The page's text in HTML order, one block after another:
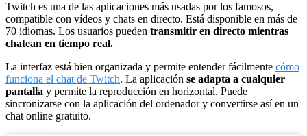
Twitch es una de las aplicaciones más usadas por los famosos,
compatible con vídeos y chats en directo. Está disponible en más de
70 idiomas. Los usuarios pueden transmitir en directo mientras
chatean en tiempo real.
La interfaz está bien organizada y permite entender fácilmente cómo
funciona el chat de Twitch. La aplicación se adapta a cualquier
pantalla y permite la reproducción en horizontal. Puede
sincronizarse con la aplicación del ordenador y convertirse así en un
chat online gratuito.